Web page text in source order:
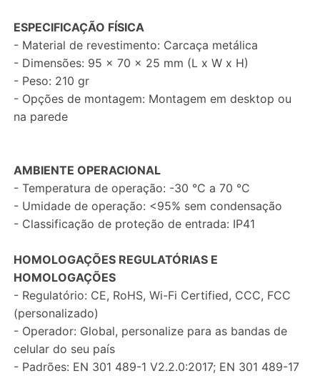
ESPECIFICAÇÃO FÍSICA
- Material de revestimento: Carcaça metálica
- Dimensões: 95 x 70 x 25 mm (L x W x H)
- Peso: 210 gr
- Opções de montagem: Montagem em desktop ou
na parede
AMBIENTE OPERACIONAL
- Temperatura de operação: -30 °C a 70 °C
- Umidade de operação: <95% sem condensação
- Classificação de proteção de entrada: IP41
HOMOLOGAÇÕES REGULATÓRIAS E
HOMOLOGAÇÕES
- Regulatório: CE, RoHS, Wi-Fi Certified, CCC, FCC
(personalizado)
- Operador: Global, personalize para as bandas de
celular do seu país
- Padrões: EN 301 489-1 V2.2.0:2017; EN 301 489-17